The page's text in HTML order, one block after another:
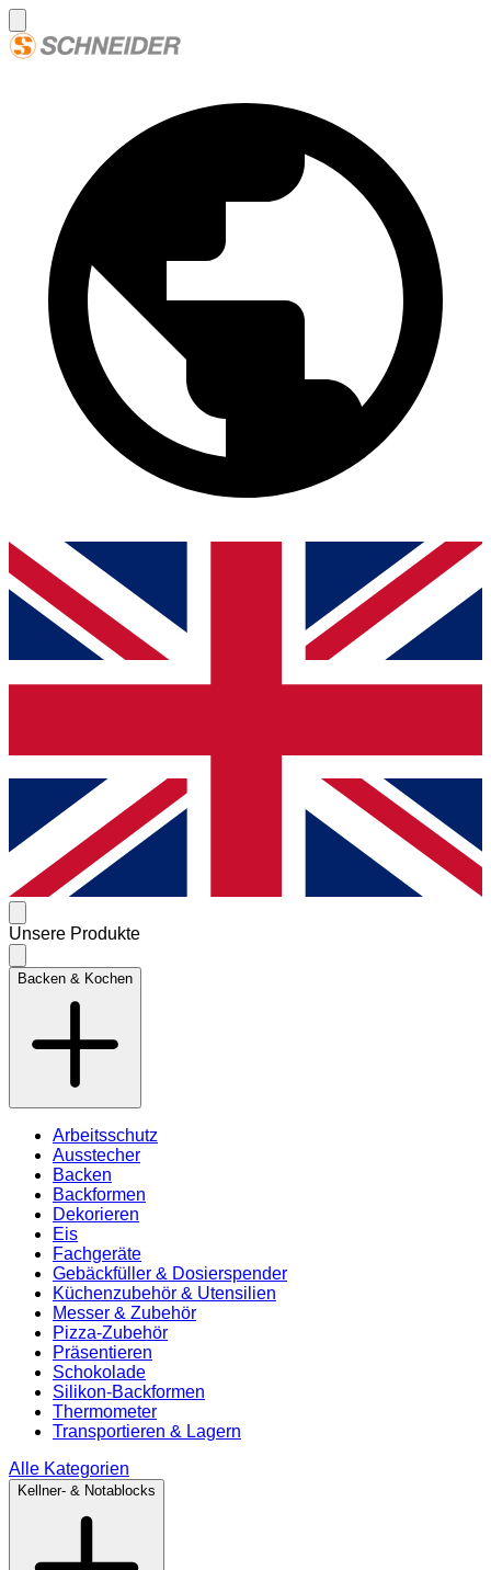
Unsere Produkte
Backen & Kochen
Arbeitsschutz
Ausstecher
Backen
Backformen
Dekorieren
Eis
Fachgeräte
Gebäckfüller & Dosierspender
Küchenzubehör & Utensilien
Messer & Zubehör
Pizza-Zubehör
Präsentieren
Schokolade
Silikon-Backformen
Thermometer
Transportieren & Lagern
Alle Kategorien
Kellner- & Notablocks